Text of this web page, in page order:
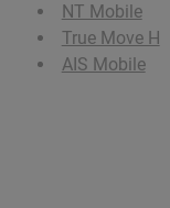
NT Mobile
True Move H
AIS Mobile